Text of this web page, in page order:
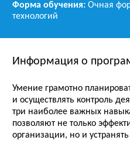
Форма обучения:Очная
технологий
Информация о
Умение грамотно
и осуществлять контроль
три наиболее важных
позволяют не только
организации, но и